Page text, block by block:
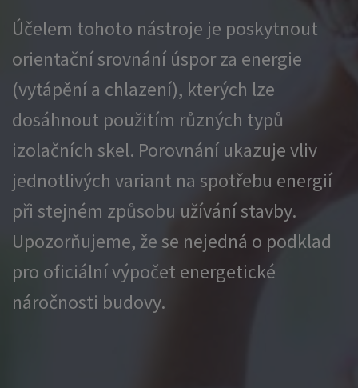
Účelem tohoto nástroje je poskytnout
orientační srovnání úspor za energie
(vytápění a chlazení), kterých lze
dosáhnout použitím různých typů
izolačních skel. Porovnání ukazuje vliv
jednotlivých variant na spotřebu energií
při stejném způsobu užívání stavby.
Upozorňujeme, že se nejedná o podklad
pro oficiální výpočet energetické
náročnosti budovy.